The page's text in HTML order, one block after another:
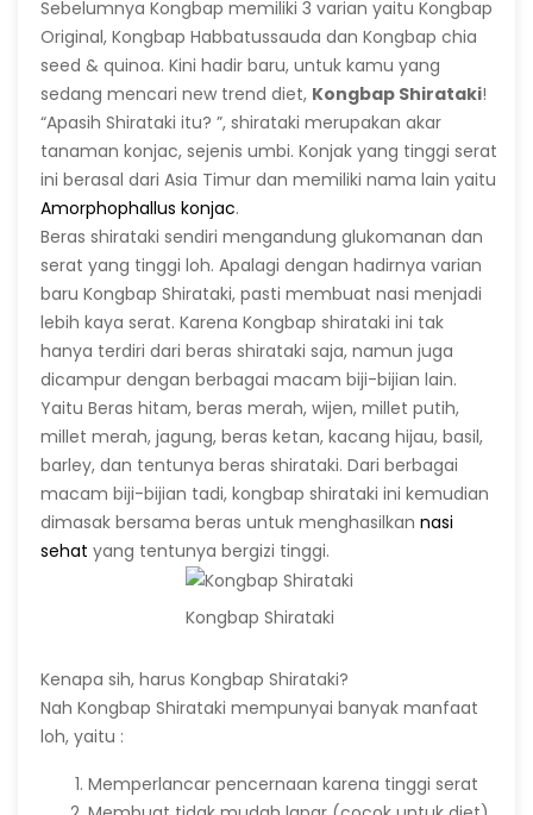
Sebelumnya Kongbap memiliki 3 varian yaitu Kongbap
Original, Kongbap Habbatussauda dan Kongbap chia
seed & quinoa. Kini hadir baru, untuk kamu yang
sedang mencari new trend diet, Kongbap Shirataki!
“Apasih Shirataki itu? ”, shirataki merupakan akar
tanaman konjac, sejenis umbi. Konjak yang tinggi serat
ini berasal dari Asia Timur dan memiliki nama lain yaitu
Amorphophallus konjac.
Beras shirataki sendiri mengandung glukomanan dan
serat yang tinggi loh. Apalagi dengan hadirnya varian
baru Kongbap Shirataki, pasti membuat nasi menjadi
lebih kaya serat. Karena Kongbap shirataki ini tak
hanya terdiri dari beras shirataki saja, namun juga
dicampur dengan berbagai macam biji-bijian lain.
Yaitu Beras hitam, beras merah, wijen, millet putih,
millet merah, jagung, beras ketan, kacang hijau, basil,
barley, dan tentunya beras shirataki. Dari berbagai
macam biji-bijian tadi, kongbap shirataki ini kemudian
dimasak bersama beras untuk menghasilkan nasi
sehat yang tentunya bergizi tinggi.
Kongbap Shirataki
Kenapa sih, harus Kongbap Shirataki?
Nah Kongbap Shirataki mempunyai banyak manfaat
loh, yaitu :
Memperlancar pencernaan karena tinggi serat